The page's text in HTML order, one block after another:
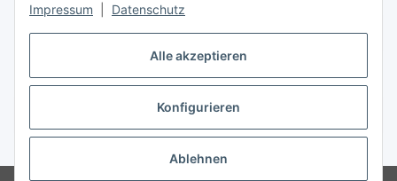
Alle akzeptieren
Konfigurieren
Ablehnen
Impressum Datenschutz
Abonnieren
Newsletter Abonnieren
Vertrag widerrufen
* Alle Preise inkl. gesetzlicher USt., zzgl.